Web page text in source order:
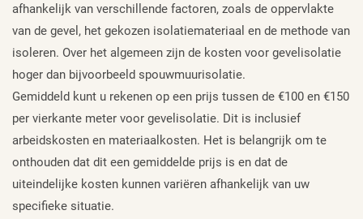
afhankelijk van verschillende factoren, zoals de oppervlakte
van de gevel, het gekozen isolatiemateriaal en de methode van
isoleren. Over het algemeen zijn de kosten voor gevelisolatie
hoger dan bijvoorbeeld spouwmuurisolatie.
Gemiddeld kunt u rekenen op een prijs tussen de €100 en €150
per vierkante meter voor gevelisolatie. Dit is inclusief
arbeidskosten en materiaalkosten. Het is belangrijk om te
onthouden dat dit een gemiddelde prijs is en dat de
uiteindelijke kosten kunnen variëren afhankelijk van uw
specifieke situatie.